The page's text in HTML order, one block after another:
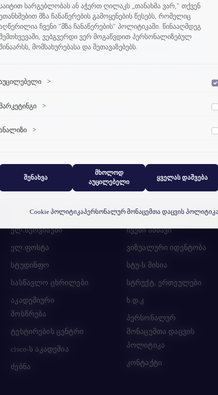
სტუდენტური შეჯიბრებები
კონკურსში მონაწილეობის მსურველთათვის (XIV, XV)
კონკურსში მონაწილეობის მსურველთათვის (XII, XIII)
პრეზენტაცია ბიზნესტექნოლოგიების ფაკულტეტზე
12|შემდეგი გვერდი
სწრაფი ბმულები
ელ.სერვისები
ელ.ფოსტა
სტუდინფო
სასწავლო ცხრილები
აკადემიური
მოსწრება
ტესტირების ცენტრი
cisco-ს აკადემია
ძებნა
სტუ-ის შესახებ
ჩვენი ამბავი
ვიზუალური იდენტობა
სტუ-ს მისია
სტრუქტ. ერთეულები
ხ.დ.კ
პერსონალურ
მონაცემთა დაცვის
პოლიტიკა
კონტაქტი
საიტით სარგებლობას ან აჭერთ ღილაკს „თანახმა ვარ," თქვენ
ეთანხმებით მზა ჩანაწერების გამოყენების წესებს, რომელიც
ჩვენი "მზა ჩანაწერების" პოლიტიკაში. წინააღმდეგ
ვებგვერდი ვერ მოგაწვდით პერსონალიზებულ
მომსახურებასა და შეთავაზებებს.
>
დაშვება
ვებსაიტის გამართული ფუნქციონირებისთვის აუცილებელი ქუქი-
ფაილები.
>
დაშვება
მარკეტინგული ქუქი-ფაილები გვეხმარება პერსონალიზებული
კონტენტისა და რეკლამების მიწოდებაში.
>
დაშვება
შენახვა
მხოლოდ
აუცილებელი
ყველას დაშვება
Cookie პოლიტიკაპერსონალურ მონაცემთა დაცვის